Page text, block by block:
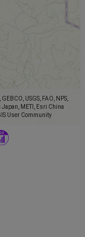
USGS, FAO, NPS,
Japan, METI, Esri China
User Community